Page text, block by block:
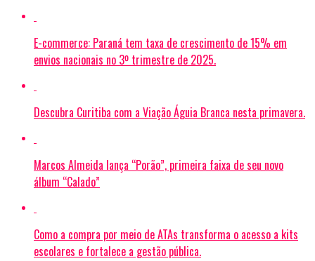
E-commerce: Paraná tem taxa de crescimento de 15% em
envios nacionais no 3º trimestre de 2025.
Descubra Curitiba com a Viação Águia Branca nesta primavera.
Marcos Almeida lança “Porão”, primeira faixa de seu novo
álbum “Calado”
Como a compra por meio de ATAs transforma o acesso a kits
escolares e fortalece a gestão pública.